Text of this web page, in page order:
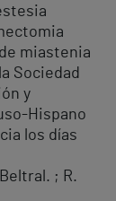
miastenia
Sociedad
y
Hispano
los días
; R.